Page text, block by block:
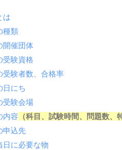
は
種類
開催団体
受験資格
受験者数、合格率
日にち
受験会場
内容 （科目、試験時間、問題数、
申込先
日に必要な物